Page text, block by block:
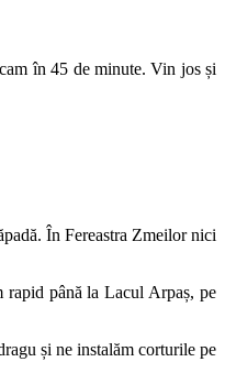
în 45 de minute. Vin jos și
În Fereastra Zmeilor nici
rapid până la Lacul Arpaș, pe
și ne instalăm corturile pe